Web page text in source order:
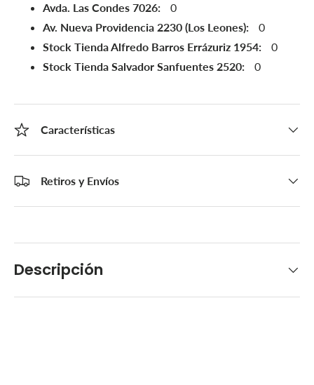
Avda. Las Condes 7026:
0
Av. Nueva Providencia 2230 (Los Leones):
0
Stock Tienda Alfredo Barros Errázuriz 1954:
0
Stock Tienda Salvador Sanfuentes 2520:
0
Características
Retiros y Envíos
Descripción